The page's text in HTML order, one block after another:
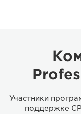
Участники
поддержке